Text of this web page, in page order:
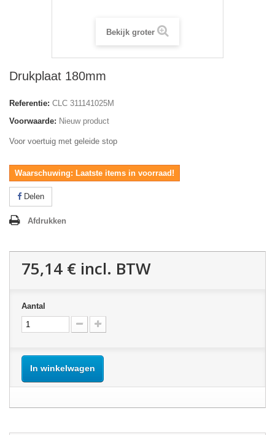
Bekijk groter
Drukplaat 180mm
Referentie: CLC 311141025M
Voorwaarde: Nieuw product
Voor voertuig met geleide stop
Waarschuwing: Laatste items in voorraad!
Delen
Afdrukken
75,14 € incl. BTW
Aantal
In winkelwagen